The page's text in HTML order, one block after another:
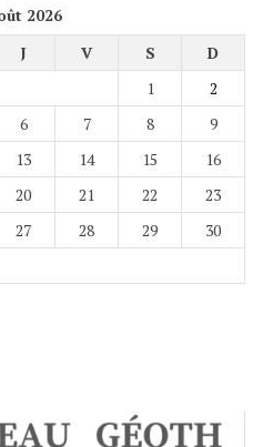
2026
J V S
D
1
2
6 7 8
9
13 14 15
16
20 21 22
23
27 28 29
30